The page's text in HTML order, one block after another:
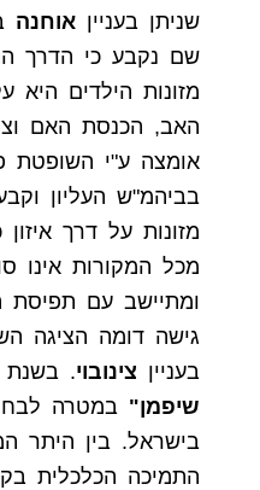
שניתן בעניין אוחנה
שם נקבע כי הדרך
מזונות הילדים היא
האב, הכנסת האם
אומצה ע"י השופטת
בביהמ"ש העליון
מזונות על דרך
מכל המקורות אינו
ומתיישב עם תפיסת
גישה דומה הציגה
בעניין צינובוי. בשנת 2006 הוקמה
שיפמן" במטרה
בישראל. בין היתר
התמיכה הכלכלית